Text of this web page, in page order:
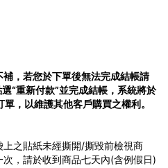
，若您於下單後無法完成結帳請
“重新付款”並完成結帳，系統將於
，以維護其他客戶購買之權利。
之貼紙未經撕開/撕毀前檢視商
，請於收到商品七天內(含例假日)